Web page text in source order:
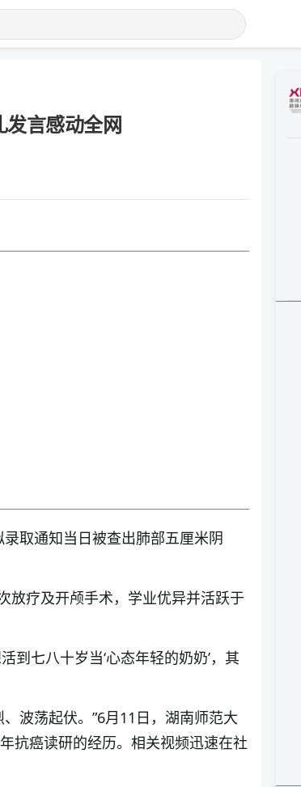
发言感动全网
取通知当日被查出肺部五厘米阴
放疗及开颅手术，学业优异并活跃于
到七八十岁当‘心态年轻的奶奶’，其
波荡起伏。”6月11日，湖南师范大
抗癌读研的经历。相关视频迅速在社